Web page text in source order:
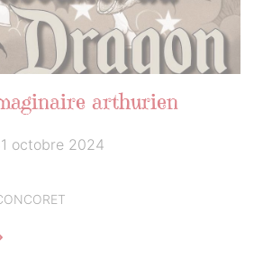
arthurien
octobre 2024